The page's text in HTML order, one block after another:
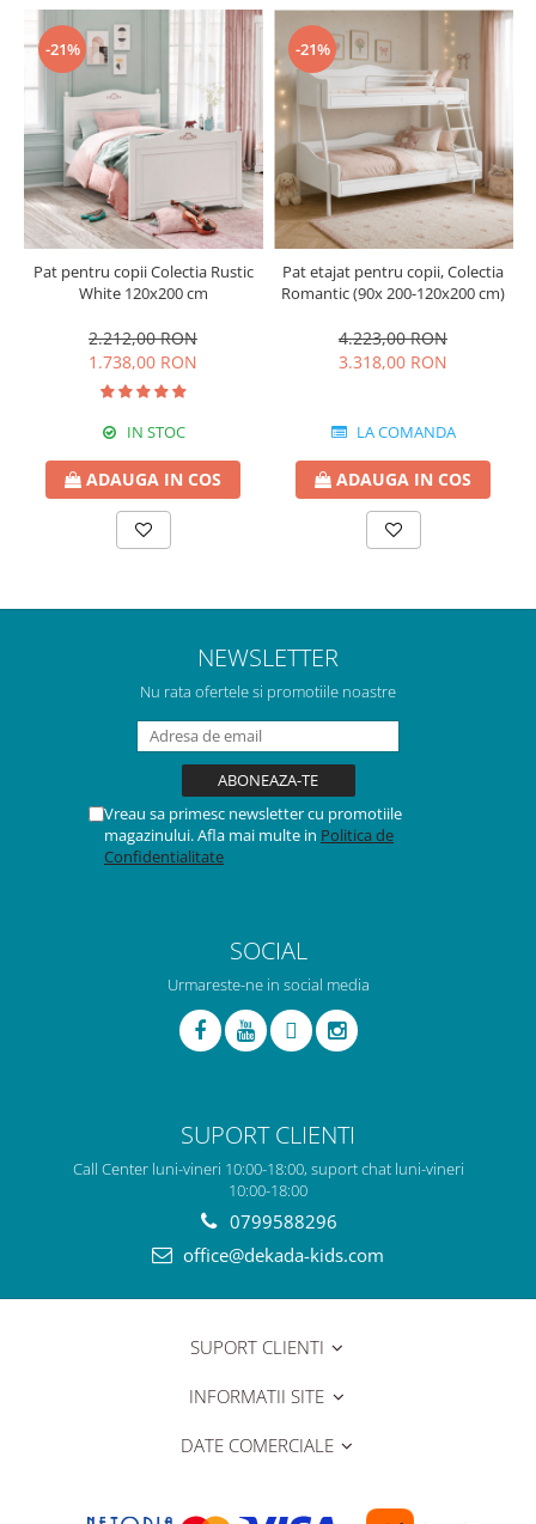
-21%
Pat pentru copii Colectia Rustic
White 120x200 cm
2.212,00 RON
1.738,00 RON
IN STOC
ADAUGA IN COS
-21%
Pat etajat pentru copii, Colectia
Romantic (90x 200-120x200 cm)
4.223,00 RON
3.318,00 RON
LA COMANDA
ADAUGA IN COS
NEWSLETTER
Nu rata ofertele si promotiile noastre
Vreau sa primesc newsletter cu promotiile
magazinului. Afla mai multe in Politica de
Confidentialitate
SOCIAL
Urmareste-ne in social media
SUPORT CLIENTI
Call Center luni-vineri 10:00-18:00, suport chat luni-vineri
10:00-18:00
0799588296
office@dekada-kids.com
SUPORT CLIENTI
INFORMATII SITE
DATE COMERCIALE